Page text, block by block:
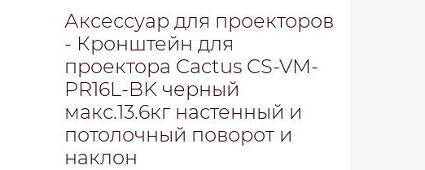
Аксессуар для проекторов
- Кронштейн для
проектора Cactus CS-VM-
PR16L-BK черный
макс.13.6кг настенный и
потолочный поворот и
наклон